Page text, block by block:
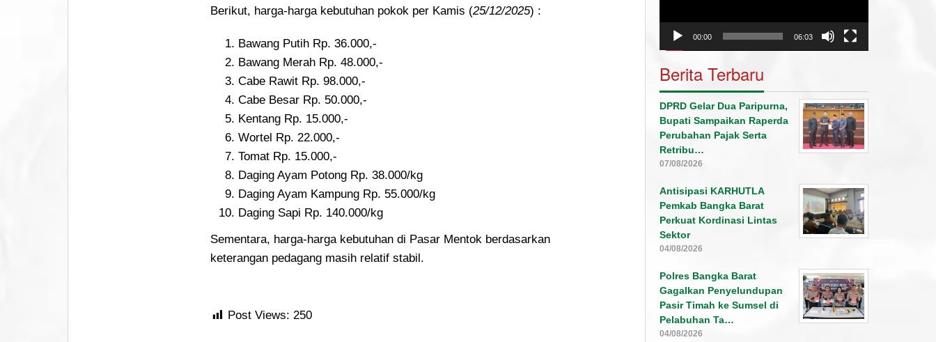
Berikut, harga-harga kebutuhan pokok per Kamis (25/12/2025) :
Bawang Putih Rp. 36.000,-
Bawang Merah Rp. 48.000,-
Cabe Rawit Rp. 98.000,-
Cabe Besar Rp. 50.000,-
Kentang Rp. 15.000,-
Wortel Rp. 22.000,-
Tomat Rp. 15.000,-
Daging Ayam Potong Rp. 38.000/kg
Daging Ayam Kampung Rp. 55.000/kg
Daging Sapi Rp. 140.000/kg
Sementara, harga-harga kebutuhan di Pasar Mentok berdasarkan
keterangan pedagang masih relatif stabil.
Post Views: 250
00:00 06:03
Berita Terbaru
DPRD Gelar Dua Paripurna,
Bupati Sampaikan Raperda
Perubahan Pajak Serta
Retribu…
07/08/2026
Antisipasi KARHUTLA
Pemkab Bangka Barat
Perkuat Kordinasi Lintas
Sektor
04/08/2026
Polres Bangka Barat
Gagalkan Penyelundupan
Pasir Timah ke Sumsel di
Pelabuhan Ta…
04/08/2026